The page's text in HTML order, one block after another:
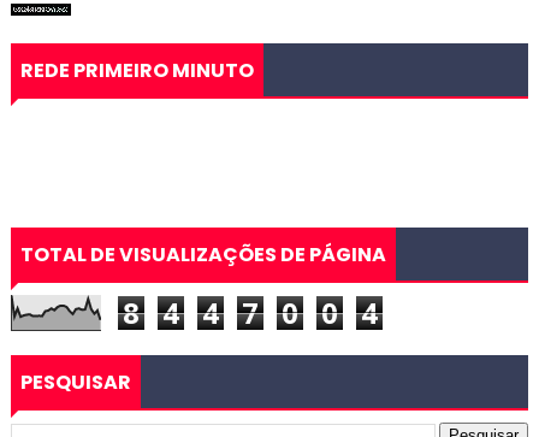
REDE PRIMEIRO MINUTO
TOTAL DE VISUALIZAÇÕES DE PÁGINA
8 4 4 7 0 0 4
PESQUISAR